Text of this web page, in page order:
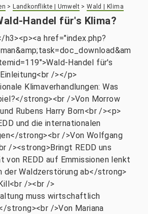
> Landkonflikte | Umwelt >Wald | Klima
Handel für's Klima?
href="index.php?
Handel für's
/></p>
Klimaverhandlungen: Was
strong><br />Von Morrow
Rubens Harry Born<br /><p>
und die internationalen
strong><br />Von Wolfgang
/><strong>Bringt REDD uns
REDD auf Emmissionen lenkt
der Waldzerstörung ab</strong>
/><br />
muss wirtschaftlich
strong><br />Von Mariana